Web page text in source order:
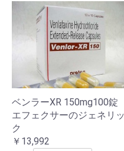
ベンラーXR 150mg100錠
エフェクサーのジェネリッ
ク
￥13,992